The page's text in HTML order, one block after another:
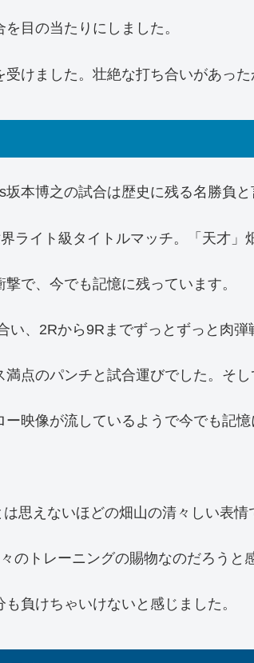
目の当たりにしました。
けました。壮絶な打ち合いがあった
本博之の試合は歴史に残る名勝負と
ライト級タイトルマッチ。「天才」
で、今でも記憶に残っています。
、2Rから9Rまでずっとずっと肉弾
点のパンチと試合運びでした。そ
映像が流しているようで今でも記憶
思えないほどの畑山の清々しい表情
のトレーニングの賜物なのだろうと
負けちゃいけないと感じました。